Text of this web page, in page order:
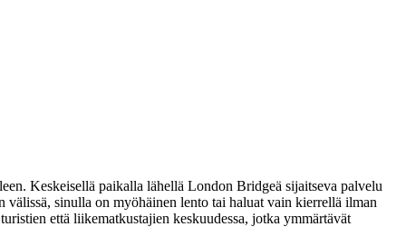
Keskeisellä paikalla lähellä London Bridgeä sijaitseva palvelu
sinulla on myöhäinen lento tai haluat vain kierrellä ilman
että liikematkustajien keskuudessa, jotka ymmärtävät